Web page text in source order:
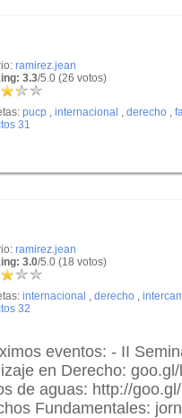
ramirez.jean
3.3/5.0 (26 votos)
pucp , internacional , derecho ,
31
ramirez.jean
3.0/5.0 (18 votos)
internacional , derecho ,
32
eventos: - II
en Derecho:
de aguas: http://
Fundamentales: